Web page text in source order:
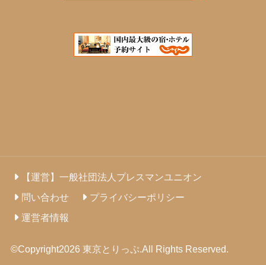
【運営】一般社団法人プレスマンユニオン
問い合わせ
プライバシーポリシー
運営者情報
©Copyright2026 東京とりっぷ.All Rights Reserved.